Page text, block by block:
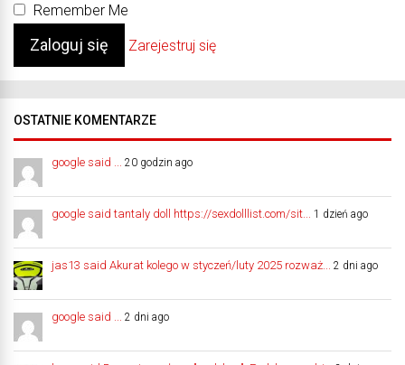
Remember Me
Zarejestruj się
OSTATNIE KOMENTARZE
google said ... 20 godzin ago
google said tantaly doll https://sexdolllist.com/sit... 1 dzień ago
jas13 said Akurat kolego w styczeń/luty 2025 rozważ... 2 dni ago
google said ... 2 dni ago